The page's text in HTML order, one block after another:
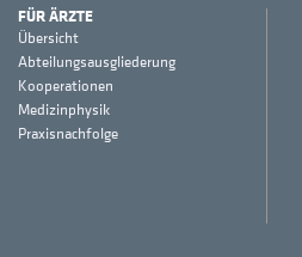
FÜR ÄRZTE
Übersicht
Abteilungsausgliederung
Kooperationen
Medizinphysik
Praxisnachfolge